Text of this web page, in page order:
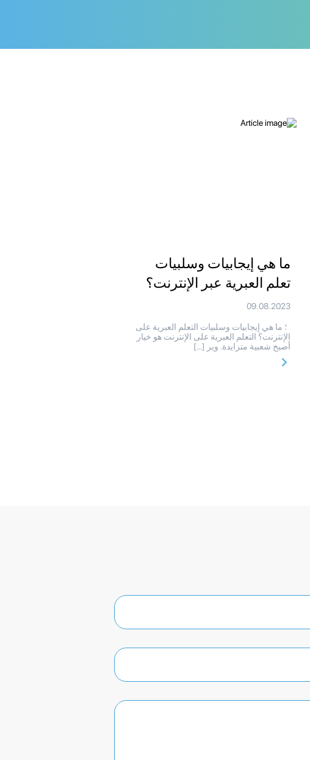
ما هي إيجابيات وسلبيات
تعلم العبرية عبر الإنترنت؟
09.08.2023
؛ ما هي إيجابيات وسلبيات التعلم العبرية على
الإنترنت؟ التعلم العبرية على الإنترنت هو خيار
أصبح شعبية متزايدة. وير […]